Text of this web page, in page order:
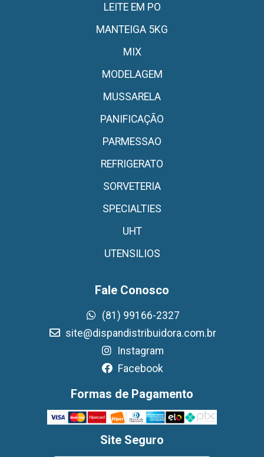
LEITE EM PO
MANTEIGA 5KG
MIX
MODELAGEM
MUSSARELA
PANIFICAÇÃO
PARMESSAO
REFRIGERATO
SORVETERIA
SPECIALTIES
UHT
UTENSILIOS
Fale Conosco
(81) 99166-2327
site@dispandistribuidora.com.br
Instagram
Facebook
Formas de Pagamento
Site Seguro